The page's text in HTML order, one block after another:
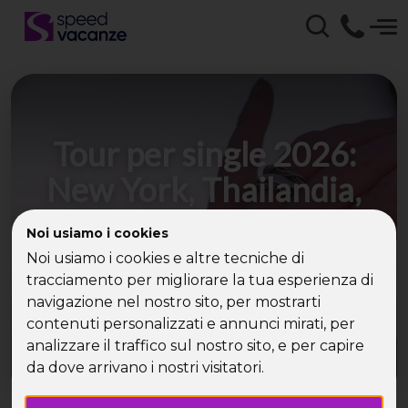
Noi usiamo i cookies
Noi usiamo i cookies e altre tecniche di
tracciamento per migliorare la tua esperienza di
navigazione nel nostro sito, per mostrarti
contenuti personalizzati e annunci mirati, per
analizzare il traffico sul nostro sito, e per capire
da dove arrivano i nostri visitatori.
Tour per single 2026:
New York, Thailandia,
Turchia e Brasile
I grandi tour tornano protagonisti: scopri le
destinazioni internazionali più richieste